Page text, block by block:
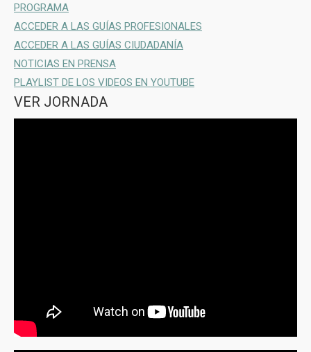
PROGRAMA
ACCEDER A LAS GUÍAS PROFESIONALES
ACCEDER A LAS GUÍAS CIUDADANÍA
NOTICIAS EN PRENSA
PLAYLIST DE LOS VIDEOS EN YOUTUBE
VER JORNADA